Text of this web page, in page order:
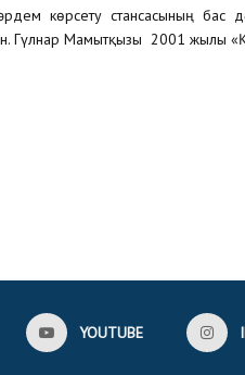
көрсету стансасының бас
Гүлнар Мамытқызы 2001 жылы
YOUTUBE